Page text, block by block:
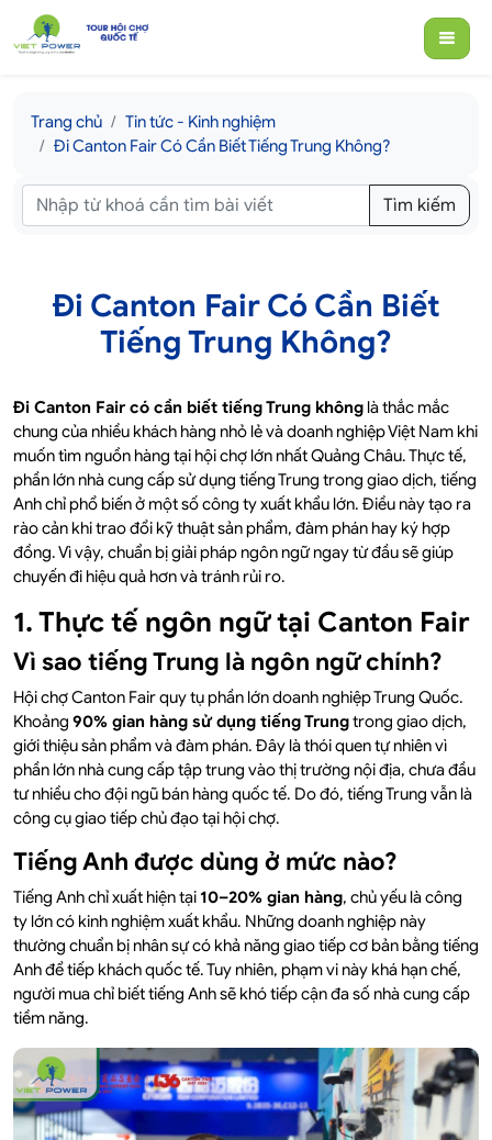
Trang chủ
Tin tức - Kinh nghiệm
Đi Canton Fair Có Cần Biết Tiếng Trung Không?
Tìm kiếm
Đi Canton Fair Có Cần Biết
Tiếng Trung Không?
Đi Canton Fair có cần biết tiếng Trung không là thắc mắc
chung của nhiều khách hàng nhỏ lẻ và doanh nghiệp Việt Nam khi
muốn tìm nguồn hàng tại hội chợ lớn nhất Quảng Châu. Thực tế,
phần lớn nhà cung cấp sử dụng tiếng Trung trong giao dịch, tiếng
Anh chỉ phổ biến ở một số công ty xuất khẩu lớn. Điều này tạo ra
rào cản khi trao đổi kỹ thuật sản phẩm, đàm phán hay ký hợp
đồng. Vì vậy, chuẩn bị giải pháp ngôn ngữ ngay từ đầu sẽ giúp
chuyến đi hiệu quả hơn và tránh rủi ro.
1. Thực tế ngôn ngữ tại Canton Fair
Vì sao tiếng Trung là ngôn ngữ chính?
Hội chợ Canton Fair quy tụ phần lớn doanh nghiệp Trung Quốc.
Khoảng 90% gian hàng sử dụng tiếng Trungtrong giao dịch,
giới thiệu sản phẩm và đàm phán. Đây là thói quen tự nhiên vì
phần lớn nhà cung cấp tập trung vào thị trường nội địa, chưa đầu
tư nhiều cho đội ngũ bán hàng quốc tế. Do đó, tiếng Trung vẫn là
công cụ giao tiếp chủ đạo tại hội chợ.
Tiếng Anh được dùng ở mức nào?
Tiếng Anh chỉ xuất hiện tại 10–20% gian hàng, chủ yếu là công
ty lớn có kinh nghiệm xuất khẩu. Những doanh nghiệp này
thường chuẩn bị nhân sự có khả năng giao tiếp cơ bản bằng tiếng
Anh để tiếp khách quốc tế. Tuy nhiên, phạm vi này khá hạn chế,
người mua chỉ biết tiếng Anh sẽ khó tiếp cận đa số nhà cung cấp
tiềm năng.